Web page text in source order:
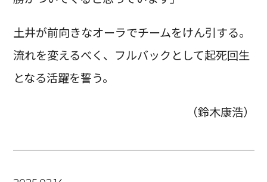
土井が前向きなオーラでチームをけん引する。
流れを変えるべく、フルバックとして起死回生
となる活躍を誓う。
（鈴木康浩）